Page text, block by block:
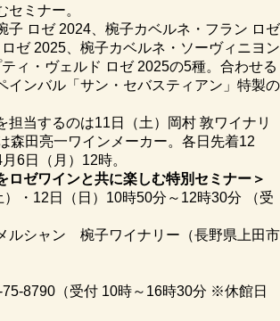
セミナー。
子 ロゼ 2024、椀子カベルネ・フラン ロゼ
ゼ 2025、椀子カベルネ・ソーヴィニヨン
ィ・ヴェルド ロゼ 2025の5種。合わせる
インバル「サン・セバスティアン」特製の
担当するのは11日（土）岡村 敦ワイナリ
森田亮一ワインメーカー。各日先着12
6日（月）12時。
ロゼワインと共に楽しむ特別セミナー＞
）・12日（日）10時50分～12時30分 （受
ルシャン 椀子ワイナリー（長野県上田市
8790（受付 10時～16時30分 ※休館日